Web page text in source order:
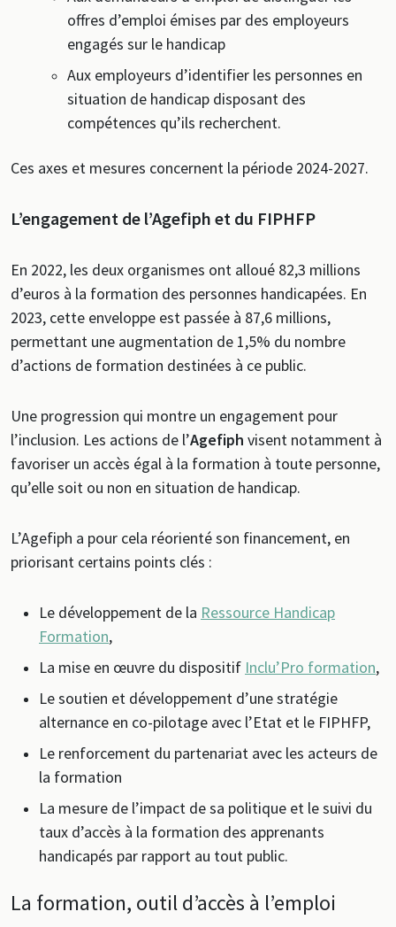
offres d’emploi émises par des employeurs
engagés sur le handicap
Aux employeurs d’identifier les personnes en
situation de handicap disposant des
compétences qu’ils recherchent.
Ces axes et mesures concernent la période 2024-2027.
L’engagement de l’Agefiph et du FIPHFP
En 2022, les deux organismes ont alloué 82,3 millions
d’euros à la formation des personnes handicapées. En
2023, cette enveloppe est passée à 87,6 millions,
permettant une augmentation de 1,5% du nombre
d’actions de formation destinées à ce public.
Une progression qui montre un engagement pour
l’inclusion. Les actions de l’Agefiph visent notamment à
favoriser un accès égal à la formation à toute personne,
qu’elle soit ou non en situation de handicap.
L’Agefiph a pour cela réorienté son financement, en
priorisant certains points clés :
Le développement de la Ressource Handicap
Formation,
La mise en œuvre du dispositif Inclu’Pro formation,
Le soutien et développement d’une stratégie
alternance en co-pilotage avec l’Etat et le FIPHFP,
Le renforcement du partenariat avec les acteurs de
la formation
La mesure de l’impact de sa politique et le suivi du
taux d’accès à la formation des apprenants
handicapés par rapport au tout public.
La formation, outil d’accès à l’emploi